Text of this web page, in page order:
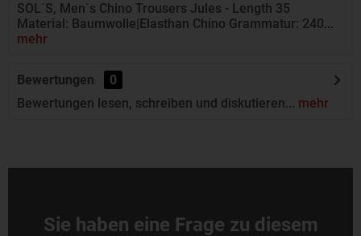
SOL´S, Men`s Chino Trousers Jules - Length 35
Material: Baumwolle|Elasthan Chino Grammatur: 240...
mehr
Bewertungen
0
Bewertungen lesen, schreiben und diskutieren... mehr
Sie haben eine Frage zu diesem